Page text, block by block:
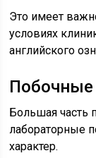
Это имеет
условиях
английского
Побочные
Большая часть
лабораторные
характер.